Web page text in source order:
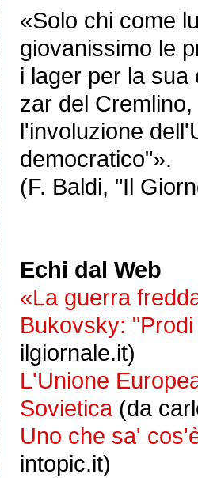
«Solo chi come
giovanissimo le
i lager per la sua
zar del
l'involuzione
democratico"».
(F. Baldi, "Il
Echi dal Web
«La guerra
Bukovsky:
ilgiornale.it)
L'Unione
Sovietica(da
Uno che sa'
intopic.it)